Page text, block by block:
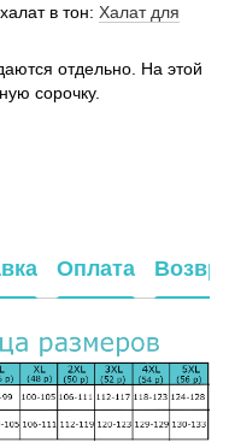
в тон: Халат для
отдельно. На этой
сорочку.
Оплата